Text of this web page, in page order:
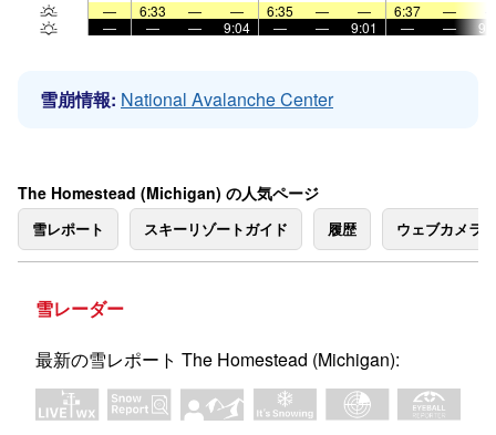
—
6:33 — — 6:35 — — 6:37 —
—
— — 9:04 — — 9:01 — —
雪崩情報: National Avalanche Center
The Homestead (Michigan) の人気ページ
雪レポート スキーリゾートガイド 履歴 ウェブカメラ
雪レーダー
最新の雪レポート The Homestead (Michigan):